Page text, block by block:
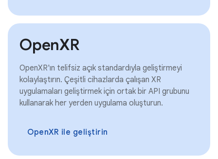
OpenXR
OpenXR'ın telifsiz açık standardıyla geliştirmeyi
kolaylaştırın. Çeşitli cihazlarda çalışan XR
uygulamaları geliştirmek için ortak bir API grubunu
kullanarak her yerden uygulama oluşturun.
OpenXR ile geliştirin